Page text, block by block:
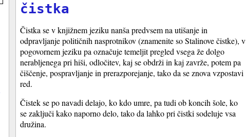
čistka
Čistka se v knjižnem jeziku nanša predvsem na utišanje in
odpravljanje političnih nasprotnikov (znamenite so Stalinove čistke), v
pogovornem jeziku pa označuje temeljit pregled vsega že dolgo
nerabljenega pri hiši, odločitev, kaj se obdrži in kaj zavrže, potem pa
čiščenje, pospravljanje in prerazporejanje, tako da se znova vzpostavi
red.
Čistek se po navadi delajo, ko kdo umre, pa tudi ob koncih šole, ko
se zaključi kako naporno delo, tako da lahko pri čistki sodeluje vsa
družina.